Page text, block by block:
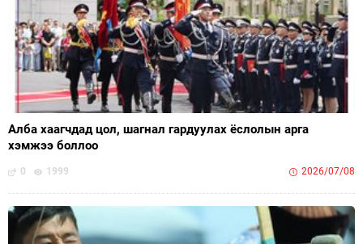
Алба хаагчдад цол, шагнал гардуулах ёслолын арга
хэмжээ боллоо
0 1999 2026/07/08